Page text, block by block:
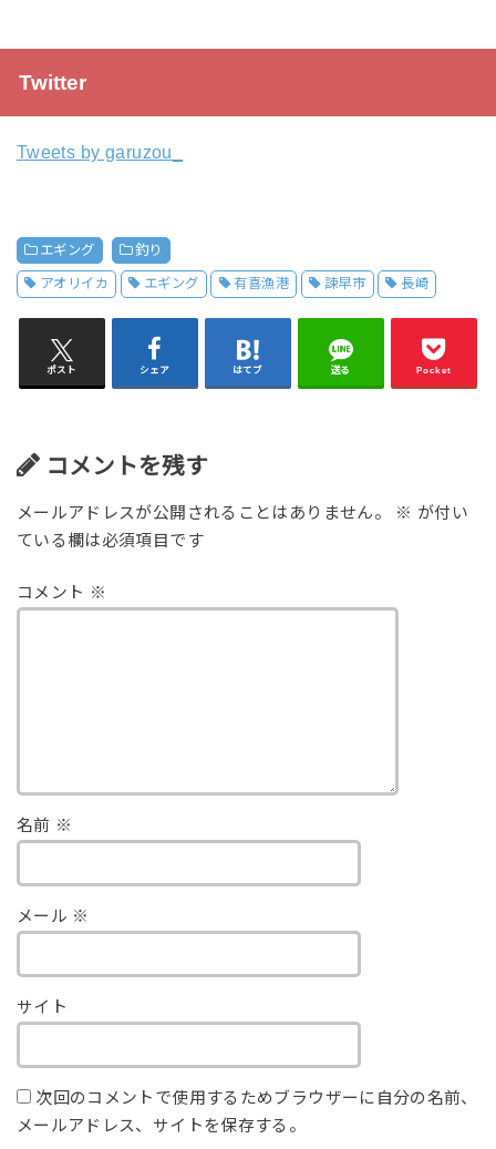
Twitter
Tweets by garuzou_
エギング 釣り
アオリイカ エギング 有喜漁港 諫早市 長崎
ポスト シェア はてブ 送る Pocket
コメントを残す
メールアドレスが公開されることはありません。 ※ が付い
ている欄は必須項目です
コメント ※
名前 ※
メール ※
サイト
次回のコメントで使用するためブラウザーに自分の名前、
メールアドレス、サイトを保存する。